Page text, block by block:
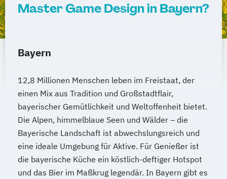
Master Game Design in Bayern?
Bayern
12,8 Millionen Menschen leben im Freistaat, der
einen Mix aus Tradition und Großstadtflair,
bayerischer Gemütlichkeit und Weltoffenheit bietet.
Die Alpen, himmelblaue Seen und Wälder – die
Bayerische Landschaft ist abwechslungsreich und
eine ideale Umgebung für Aktive. Für Genießer ist
die bayerische Küche ein köstlich-deftiger Hotspot
und das Bier im Maßkrug legendär. In Bayern gibt es